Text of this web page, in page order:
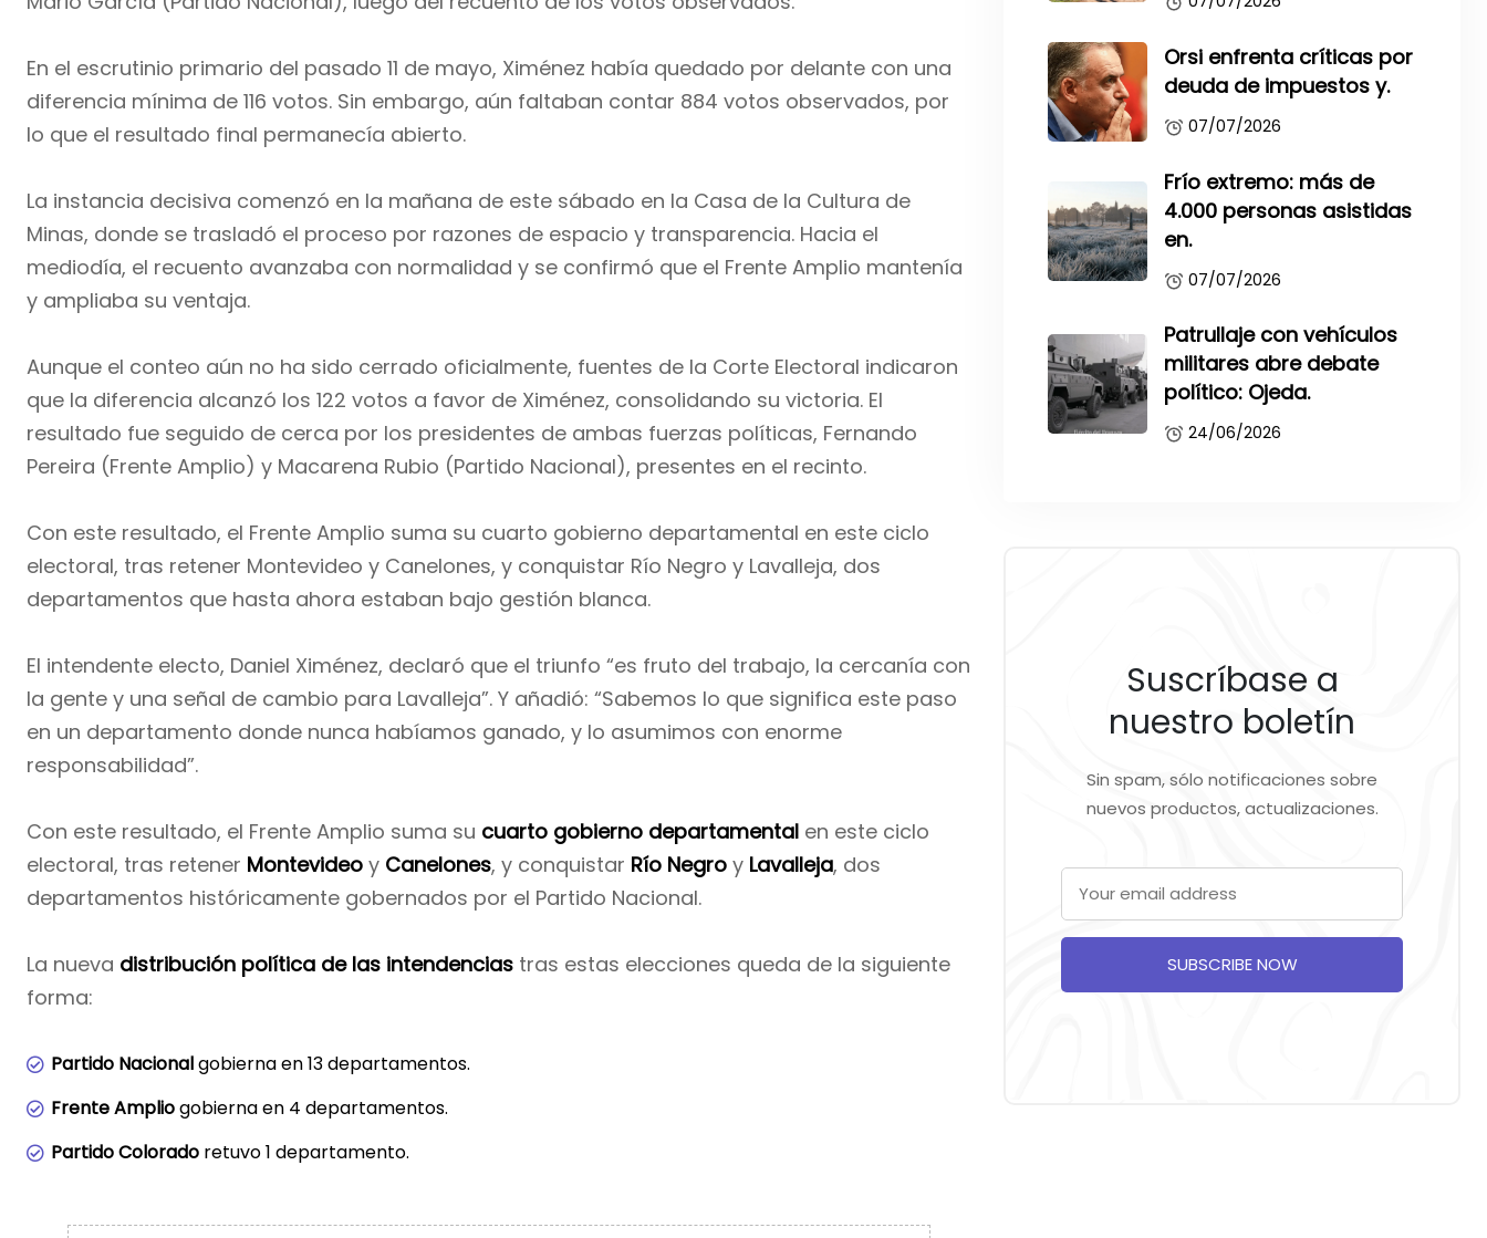
En el escrutinio primario del pasado 11 de mayo, Ximénez había quedado por delante con una
diferencia mínima de 116 votos. Sin embargo, aún faltaban contar 884 votos observados, por
lo que el resultado final permanecía abierto.
La instancia decisiva comenzó en la mañana de este sábado en la Casa de la Cultura de
Minas, donde se trasladó el proceso por razones de espacio y transparencia. Hacia el
mediodía, el recuento avanzaba con normalidad y se confirmó que el Frente Amplio mantenía
y ampliaba su ventaja.
Aunque el conteo aún no ha sido cerrado oficialmente, fuentes de la Corte Electoral indicaron
que la diferencia alcanzó los 122 votos a favor de Ximénez, consolidando su victoria. El
resultado fue seguido de cerca por los presidentes de ambas fuerzas políticas, Fernando
Pereira (Frente Amplio) y Macarena Rubio (Partido Nacional), presentes en el recinto.
Con este resultado, el Frente Amplio suma su cuarto gobierno departamental en este ciclo
electoral, tras retener Montevideo y Canelones, y conquistar Río Negro y Lavalleja, dos
departamentos que hasta ahora estaban bajo gestión blanca.
El intendente electo, Daniel Ximénez, declaró que el triunfo “es fruto del trabajo, la cercanía con
la gente y una señal de cambio para Lavalleja”. Y añadió: “Sabemos lo que significa este paso
en un departamento donde nunca habíamos ganado, y lo asumimos con enorme
responsabilidad”.
Con este resultado, el Frente Amplio suma su cuarto gobierno departamental en este ciclo
electoral, tras retener Montevideo y Canelones, y conquistar Río Negro y Lavalleja, dos
departamentos históricamente gobernados por el Partido Nacional.
La nueva distribución política de las intendencias tras estas elecciones queda de la siguiente
forma:
Partido Nacionalgobierna en 13 departamentos.
Frente Ampliogobierna en 4 departamentos.
Partido Colorado retuvo 1 departamento.
Orsi enfrenta críticas por
deuda de impuestos y.
07/07/2026
Frío extremo: más de
4.000 personas asistidas
en.
07/07/2026
Patrullaje con vehículos
militares abre debate
político: Ojeda.
24/06/2026
Suscríbase a
nuestro boletín
Sin spam, sólo notificaciones sobre
nuevos productos, actualizaciones.
SUBSCRIBE NOW